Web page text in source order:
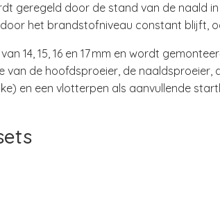
geregeld door de stand van de naald
het brandstofniveau constant blijft,
14, 15, 16 en 17 mm en wordt
van de hoofdsproeier, de
en een vlotterpen als aanvullende